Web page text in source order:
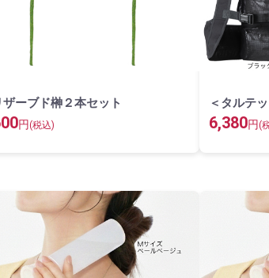
ザーブド榊２本セット
円 (税込)
＜タルテ
6,380円 (